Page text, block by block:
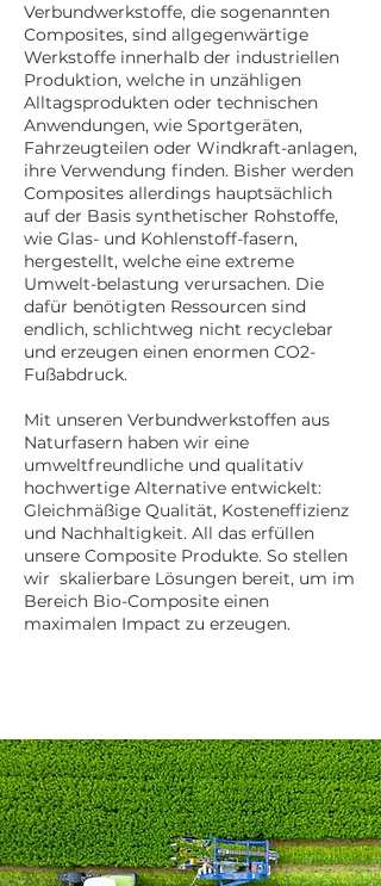
Verbundwerkstoffe, die sogenannten
Composites, sind allgegenwärtige
Werkstoffe innerhalb der industriellen
Produktion, welche in unzähligen
Alltagsprodukten oder technischen
Anwendungen, wie Sportgeräten,
Fahrzeugteilen oder Windkraft-anlagen,
ihre Verwendung finden. Bisher werden
Composites allerdings hauptsächlich
auf der Basis synthetischer Rohstoffe,
wie Glas- und Kohlenstoff-fasern,
hergestellt, welche eine extreme
Umwelt-belastung verursachen. Die
dafür benötigten Ressourcen sind
endlich, schlichtweg nicht recyclebar
und erzeugen einen enormen CO2-
Fußabdruck.
Mit unseren Verbundwerkstoffen aus
Naturfasern haben wir eine
umweltfreundliche und qualitativ
hochwertige Alternative entwickelt:
Gleichmäßige Qualität, Kosteneffizienz
und Nachhaltigkeit. All das erfüllen
unsere Composite Produkte. ​So stellen
wir skalierbare Lösungen bereit, um im
Bereich Bio-Composite einen
maximalen Impact zu erzeugen.